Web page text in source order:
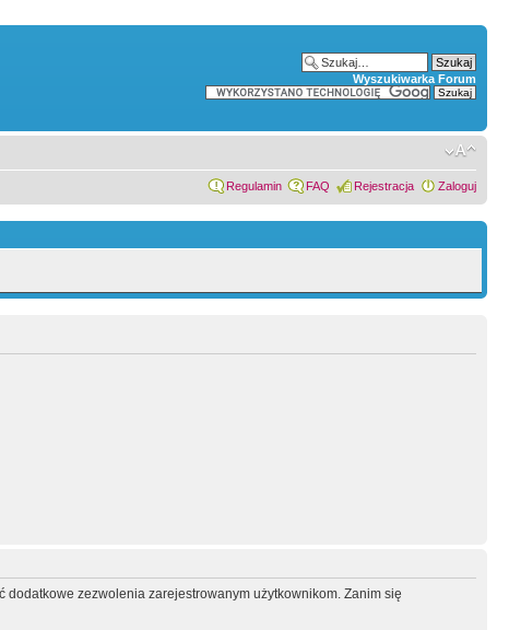
Wyszukiwarka Forum
Regulamin FAQ Rejestracja Zaloguj
zezwolenia zarejestrowanym użytkownikom. Zanim się